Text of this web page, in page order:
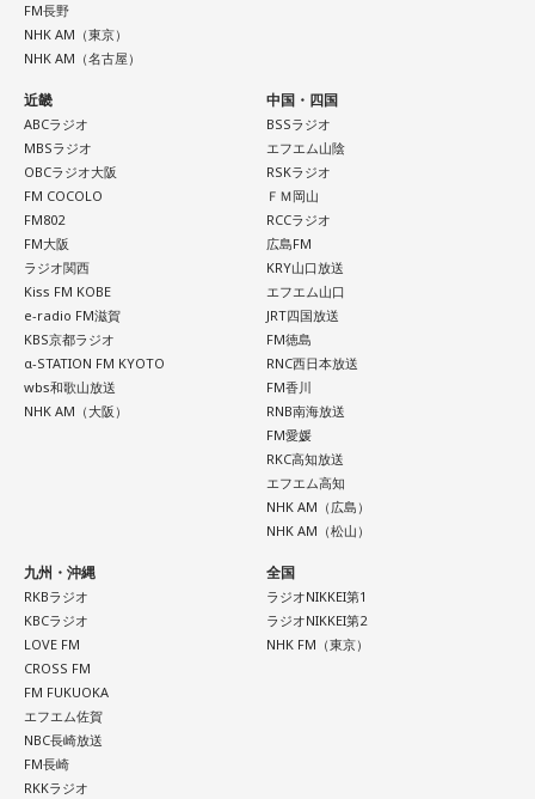
FM長野
NHK AM（東京）
NHK AM（名古屋）
近畿
ABCラジオ
MBSラジオ
OBCラジオ大阪
FM COCOLO
FM802
FM大阪
ラジオ関西
Kiss FM KOBE
e-radio FM滋賀
KBS京都ラジオ
α-STATION FM KYOTO
wbs和歌山放送
NHK AM（大阪）
中国・四国
BSSラジオ
エフエム山陰
RSKラジオ
ＦＭ岡山
RCCラジオ
広島FM
KRY山口放送
エフエム山口
JRT四国放送
FM徳島
RNC西日本放送
FM香川
RNB南海放送
FM愛媛
RKC高知放送
エフエム高知
NHK AM（広島）
NHK AM（松山）
九州・沖縄
RKBラジオ
KBCラジオ
LOVE FM
CROSS FM
FM FUKUOKA
エフエム佐賀
NBC長崎放送
FM長崎
RKKラジオ
全国
ラジオNIKKEI第1
ラジオNIKKEI第2
NHK FM（東京）